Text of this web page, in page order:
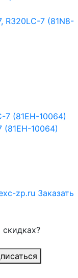
R320LC-7 (81N8-
(81EH-10064)
zp.ru Заказать